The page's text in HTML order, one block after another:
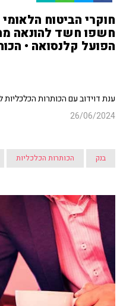
חוקרי הביטוח
הפועל קלנסואה •
ענת דוידוב עם הכותרות
26/06/2024
בנק הכותרות הכלכליות